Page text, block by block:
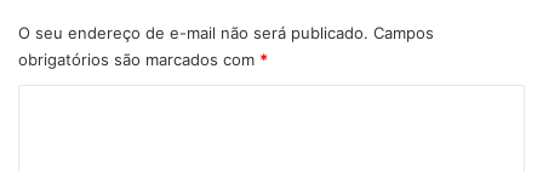
O seu endereço de e-mail não será publicado. Campos
obrigatórios são marcados com *